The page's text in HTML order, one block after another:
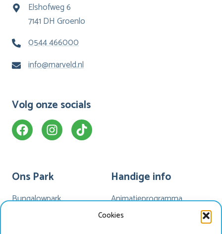
Cookies
Elshofweg 6
7141 DH Groenlo
0544 466000
info@marveld.nl
Volg onze socials
Ons Park
Bungalowpark
Handige info
Animatieprogramma
Mijn Marveld